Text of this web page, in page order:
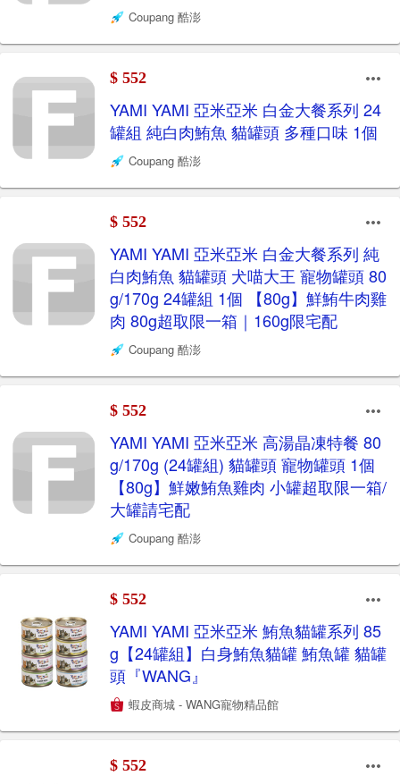
Coupang 酷澎
$ 552
YAMI YAMI 亞米亞米 白金大餐系列 24
罐組 純白肉鮪魚 貓罐頭 多種口味 1個
Coupang 酷澎
$ 552
YAMI YAMI 亞米亞米 白金大餐系列 純
白肉鮪魚 貓罐頭 犬喵大王 寵物罐頭 80
g/170g 24罐組 1個 【80g】鮮鮪牛肉雞
肉 80g超取限一箱｜160g限宅配
Coupang 酷澎
$ 552
YAMI YAMI 亞米亞米 高湯晶凍特餐 80
g/170g (24罐組) 貓罐頭 寵物罐頭 1個
【80g】鮮嫩鮪魚雞肉 小罐超取限一箱/
大罐請宅配
Coupang 酷澎
$ 552
YAMI YAMI 亞米亞米 鮪魚貓罐系列 85
g【24罐組】白身鮪魚貓罐 鮪魚罐 貓罐
頭『WANG』
蝦皮商城 - WANG寵物精品館
$ 552